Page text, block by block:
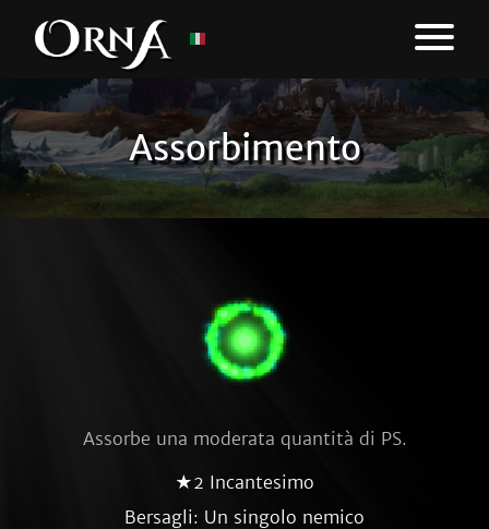
Assorbimento
Assorbe una moderata quantità di PS.
★2 Incantesimo
Bersagli: Un singolo nemico